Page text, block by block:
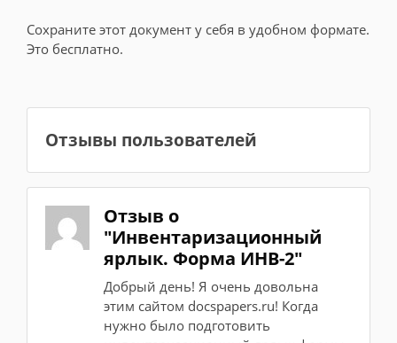
Сохраните этот документ у себя в удобном формате.
Это бесплатно.
Отзывы пользователей
Отзыв о
"Инвентаризационный
ярлык. Форма ИНВ-2"
Добрый день! Я очень довольна
этим сайтом docspapers.ru! Когда
нужно было подготовить